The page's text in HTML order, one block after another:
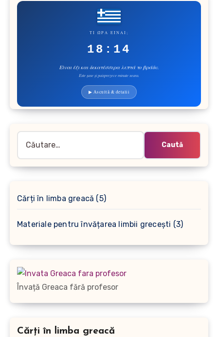
ΤΙ ΏΡΑ ΕΊΝΑΙ;
18:14
Είναι έξι και δεκατέσσερα λεπτά το βράδυ.
Este șase și paisprezece minute seara.
▶ Ascultă & detalii
după:
Cărți în limba greacă 55
produse
Materiale pentru învățarea limbii grecești
33
Învață Greaca fără profesor
Cărți în limba greacă